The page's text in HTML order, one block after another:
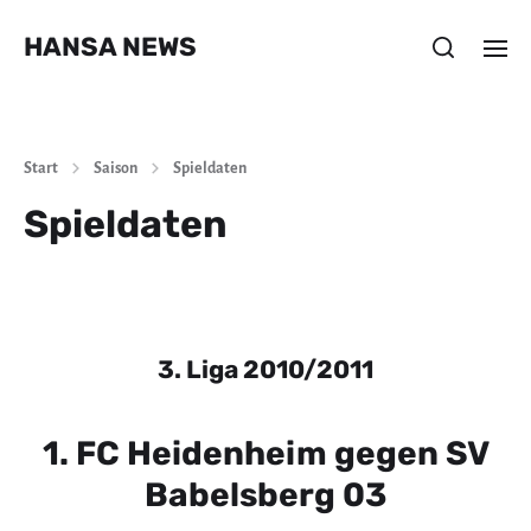
HANSA NEWS
Start Saison Spieldaten
Spieldaten
3. Liga 2010/2011
1. FC Heidenheim gegen SV
Babelsberg 03